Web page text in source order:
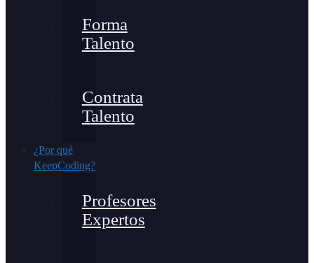
Forma
Talento
Contrata
Talento
¿Por qué
KeepCoding?
Profesores
Expertos